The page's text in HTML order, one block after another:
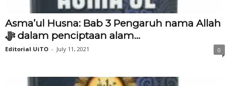
Asma’ul Husna: Bab 3 Pengaruh nama Allah
‎ﷻ dalam penciptaan alam...
Editorial UiTO - July 11, 2021 0